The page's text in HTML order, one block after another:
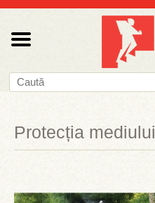
Protecția mediului